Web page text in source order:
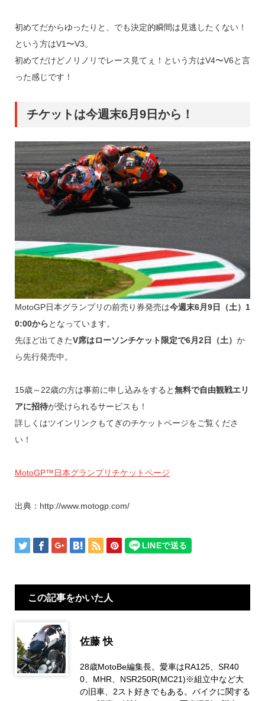
初めてだからゆったりと、でも決定的瞬間は見逃したくない！
という方はV1〜V3。
初めてだけどノリノリでレース見てぇ！という方はV4〜V6と言
った感じです！
チケットは今週末6月9日から！
MotoGP日本グランプリの前売り券発売は今週末6月9日（土）1
0:00からとなっています。
先ほど出てきたV席はローソンチケット限定で6月2日（土） か
ら先行発売中。
15歳～22歳の方は事前に申し込みをすると無料で自由観戦エリ
アに招待が受けられるサービスも！
詳しくはツインリンクもてぎのチケットページをご覧くださ
い！
MotoGP™日本グランプリチケットページ
出典：http://www.motogp.com/
この記事をかいた人
佐藤 快
28歳MotoBe編集長。愛車はRA125、SR40
0、MHR、NSR250R(MC21)※組立中など大
の旧車、2スト好きでもある。バイクに関する